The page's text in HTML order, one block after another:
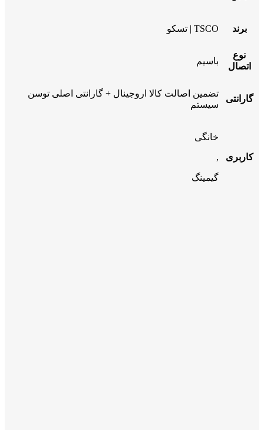
برند TSCO | تسکو
نوع
اتصال
باسیم
گارانتی
تضمین اصالت کالا اروجینال + گارانتی اصلی توسن
سیستم
کاربری
خانگی
,
گیمینگ